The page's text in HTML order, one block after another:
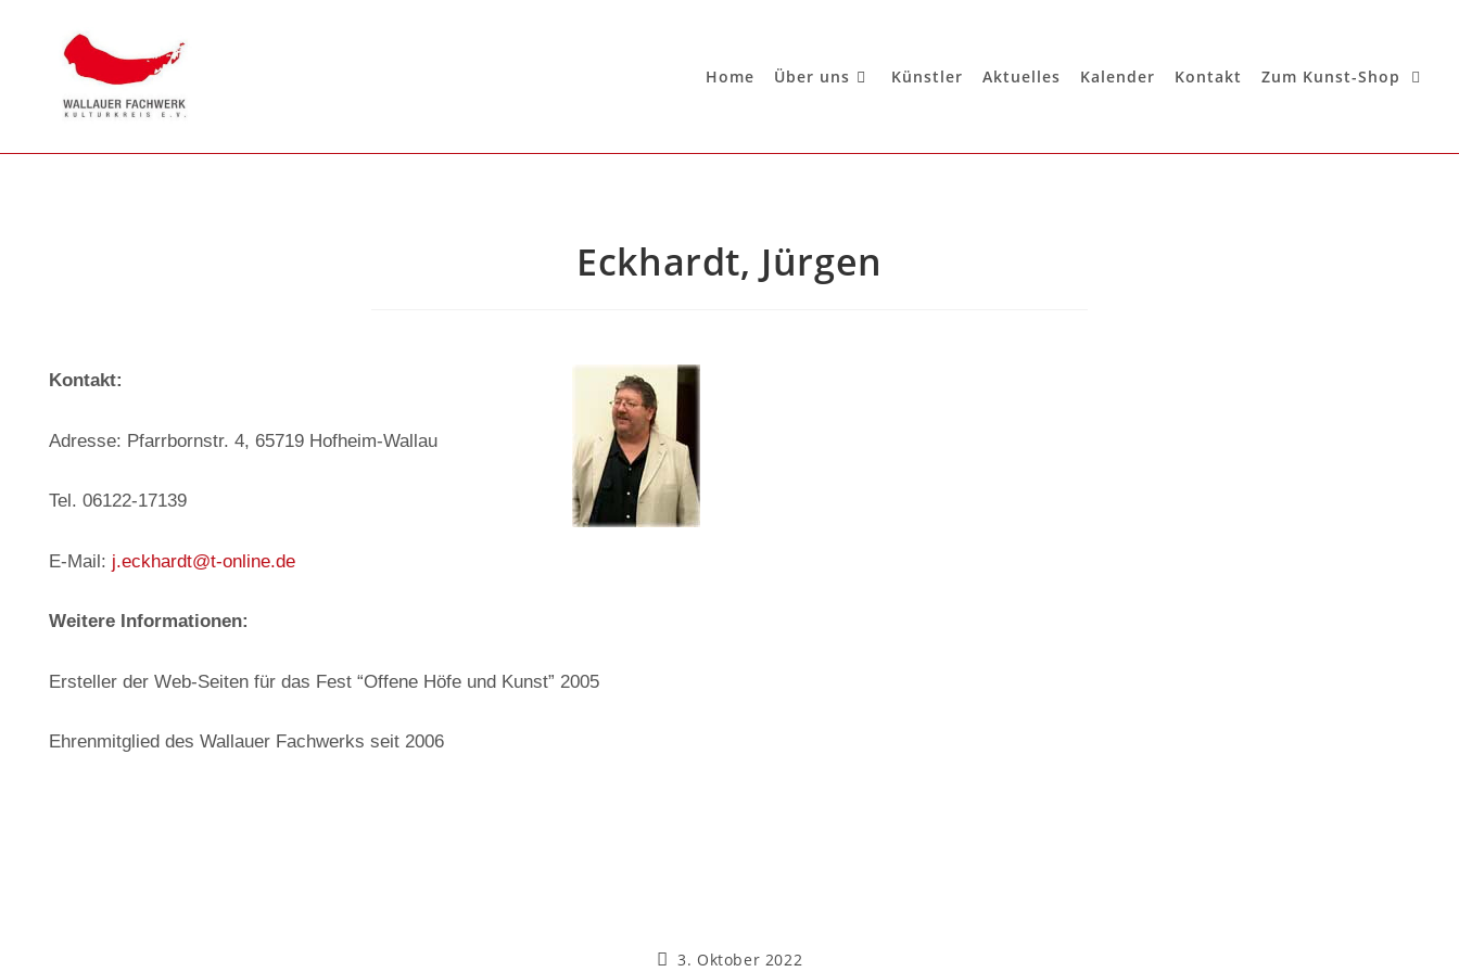
Home Über uns Künstler Aktuelles Kalender Kontakt Zum Kunst-Shop
Eckhardt, Jürgen
Kontakt:
Adresse: Pfarrbornstr. 4, 65719 Hofheim-Wallau
Tel. 06122-17139
E-Mail: j.eckhardt@t-online.de
Weitere Informationen:
Ersteller der Web-Seiten für das Fest “Offene Höfe und Kunst” 2005
Ehrenmitglied des Wallauer Fachwerks seit 2006
3. Oktober 2022